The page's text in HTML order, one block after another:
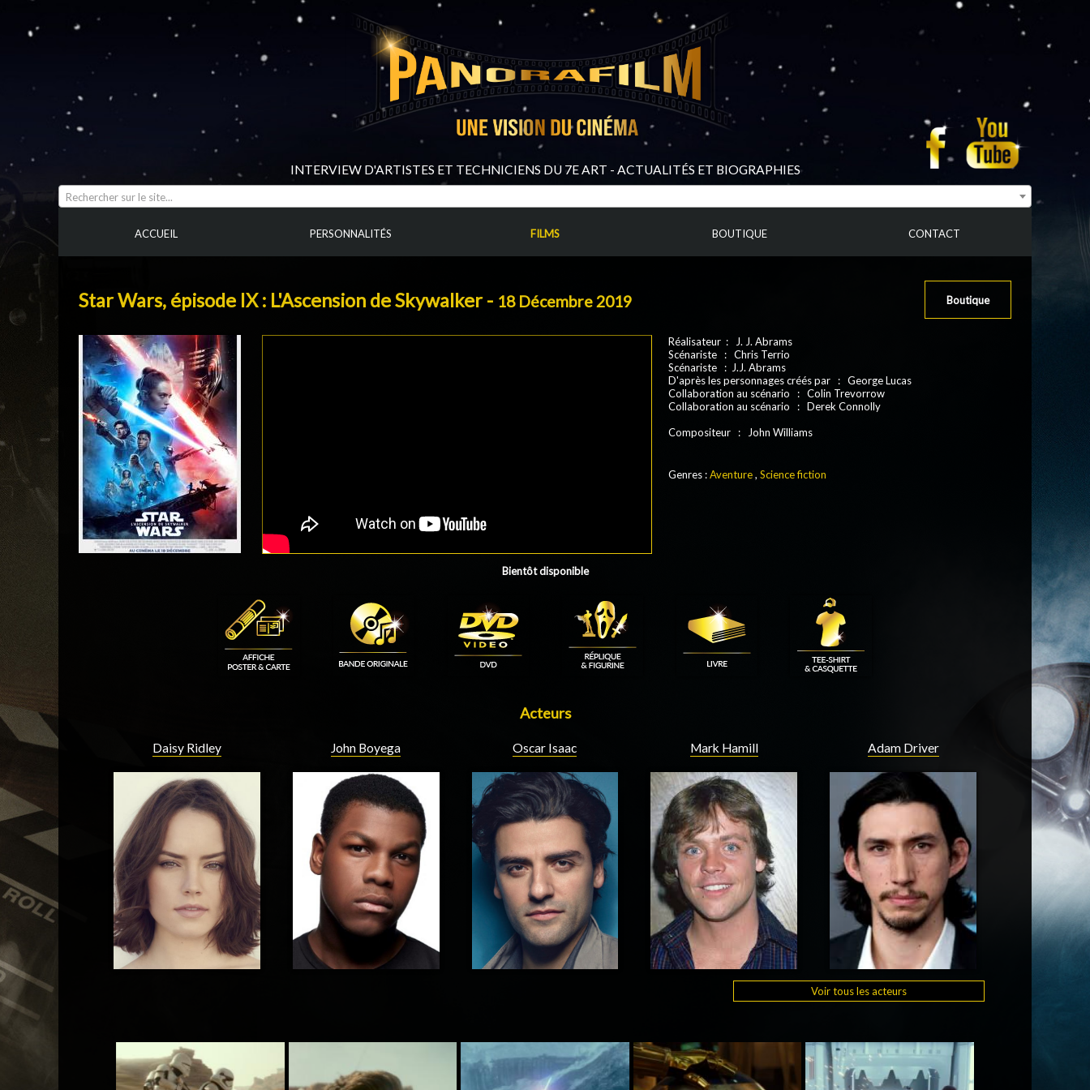
INTERVIEW D'ARTISTES ET TECHNICIENS DU 7E ART - ACTUALITÉS ET BIOGRAPHIES
Rechercher sur le site...
ACCUEIL PERSONNALITÉS FILMS BOUTIQUE CONTACT
Star Wars, épisode IX : L'Ascension de Skywalker - 18 Décembre 2019 Boutique
Réalisateur : J. J. Abrams
Scénariste : Chris Terrio
Scénariste : J.J. Abrams
D'après les personnages créés par : George Lucas
Collaboration au scénario : Colin Trevorrow
Collaboration au scénario : Derek Connolly
Compositeur : John Williams
Genres :Aventure, Science fiction
Bientôt disponible
Acteurs
Daisy Ridley John Boyega Oscar Isaac Mark Hamill Adam Driver
Voir tous les acteurs